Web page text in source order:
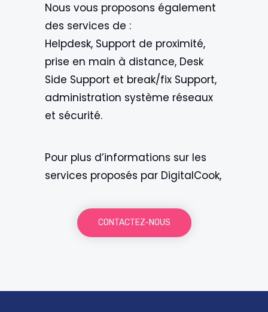
Nous vous proposons également
des services de :
Helpdesk, Support de proximité,
prise en main à distance, Desk
Side Support et break/fix Support,
administration système réseaux
et sécurité.
Pour plus d’informations sur les
services proposés par DigitalCook,
CONTACTEZ-NOUS